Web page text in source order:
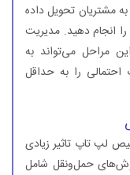
مشتریان تحویل داده
انجام دهید. مدیریت
مراحل می‌تواند به
را به حداقل
لپ تاپ تاثیر زیادی
حمل‌ونقل شامل